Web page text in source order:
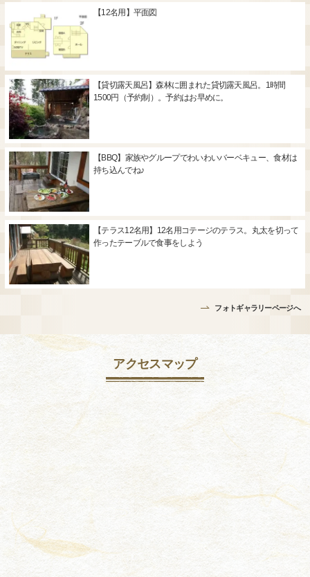
【12名用】平面図
【貸切露天風呂】森林に囲まれた貸切露天風呂。1時間
1500円（予約制）。予約はお早めに。
【BBQ】家族やグループでわいわいバーベキュー、食材は
持ち込んでね♪
【テラス12名用】12名用コテージのテラス。丸太を切って
作ったテーブルで食事をしよう
フォトギャラリーページへ
アクセスマップ